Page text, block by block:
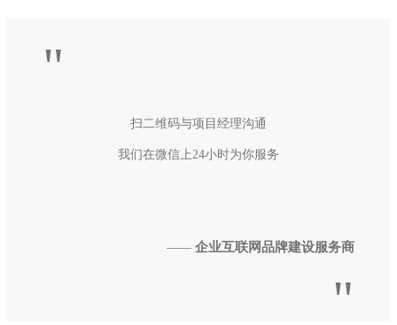
"
扫二维码与项目经理沟通
我们在微信上24小时为你服务
—— 企业互联网品牌建设服务商
"